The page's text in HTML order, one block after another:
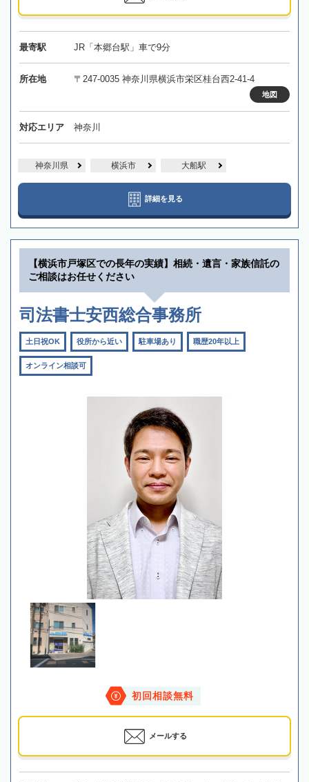
最寄駅 JR「本郷台駅」車で9分
所在地 〒247-0035 神奈川県横浜市栄区桂台西2-41-4
地図
対応エリア 神奈川
神奈川県 横浜市 大船駅
詳細を見る
【横浜市戸塚区での長年の実績】相続・遺言・家族信託の
ご相談はお任せください
司法書士安西総合事務所
土日祝OK 役所から近い 駐車場あり 職歴20年以上
オンライン相談可
初回相談無料
メールする